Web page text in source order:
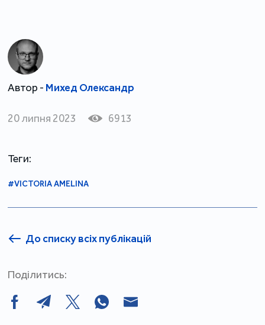
Автор - Михед Олександр
20 липня 2023 6913
Теги:
#VICTORIA AMELINA
До списку всіх публікацій
Поділитись: